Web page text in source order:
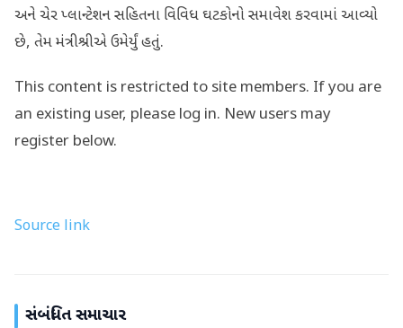
અને ચેર પ્લાન્ટેશન સહિતના વિવિધ ઘટકોનો સમાવેશ કરવામાં આવ્યો
છે, તેમ મંત્રીશ્રીએ ઉમેર્યું હતું.
This content is restricted to site members. If you are
an existing user, please log in. New users may
register below.
Source link
સંબંધિત સમાચાર